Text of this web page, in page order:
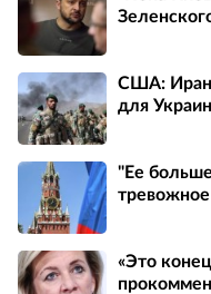
США: Иран
для
"Ее
тревожное
«Это